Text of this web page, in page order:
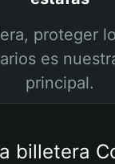
proteger
es
principal.
billetera